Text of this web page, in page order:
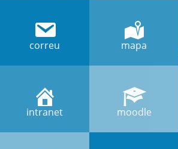
correu mapa
intranet moodle